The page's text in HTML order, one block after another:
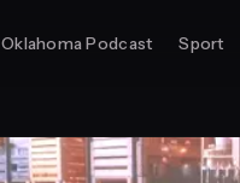
Oklahoma Podcast Sport